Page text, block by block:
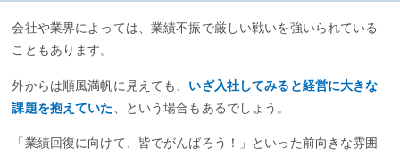
会社や業界によっては、業績不振で厳しい戦いを強いられている
こともあります。
外からは順風満帆に見えても、 いざ入社してみると経営に大きな
課題を抱えていた 、という場合もあるでしょう。
「業績回復に向けて、皆でがんばろう！」といった前向きな雰囲